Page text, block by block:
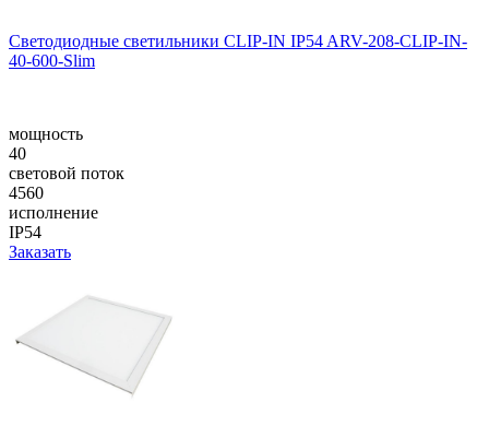
Светодиодные светильники CLIP-IN IP54 ARV-208-CLIP-IN-
40-600-Slim
мощность
40
световой поток
4560
исполнение
IP54
Заказать